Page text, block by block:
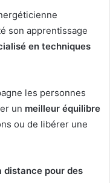
son apprentissage
en techniques
les personnes
un meilleur équilibre
ou de libérer une
distance pour des